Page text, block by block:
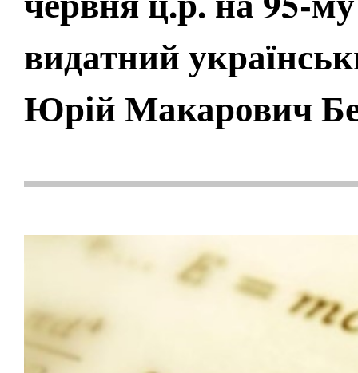
видатний
Юрій Макарович